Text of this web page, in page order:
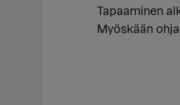
Tapaaminen
Myöskään